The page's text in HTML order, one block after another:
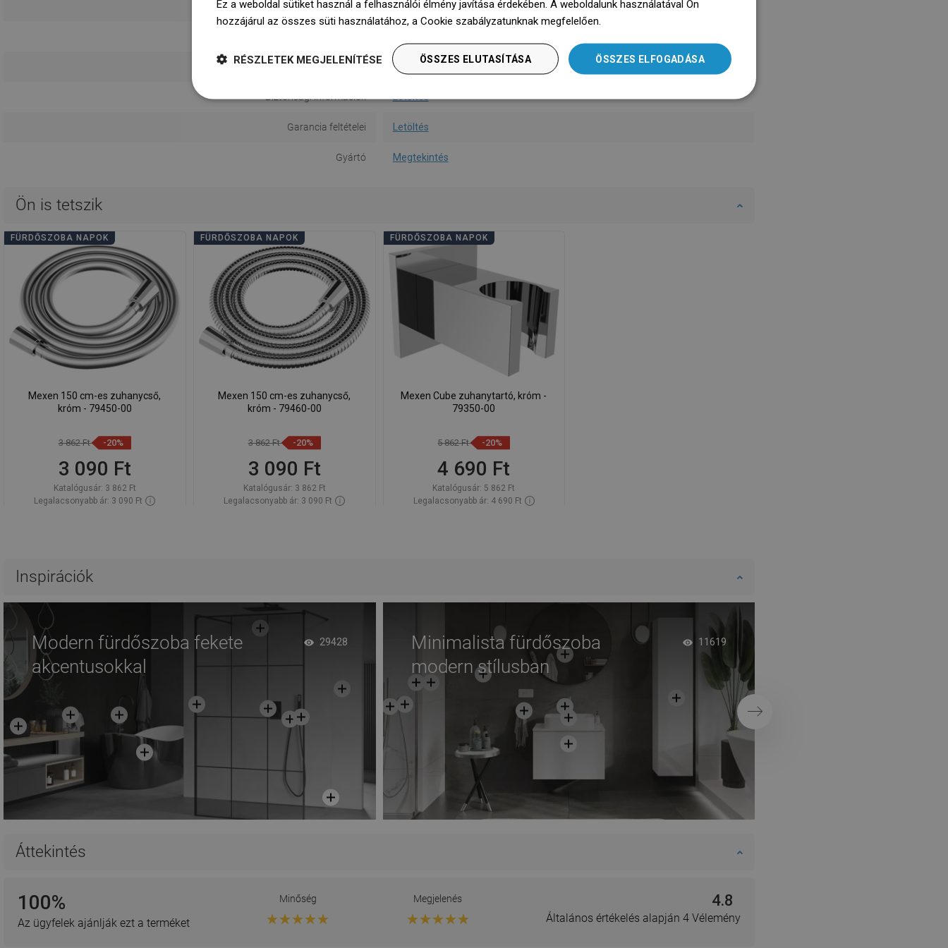
Alak Kerek
Használati útmutató Letöltés
Biztonsági információk Letöltés
Garancia feltételei Letöltés
Gyártó Megtekintés
Ön is tetszik
FÜRDŐSZOBA NAPOK
Mexen 150 cm-es zuhanycső,
króm - 79450-00
3 862 Ft -20%
3 090 Ft
Katalógusár: 3 862 Ft
Legalacsonyabb ár: 3 090 Ft
össze
FÜRDŐSZOBA NAPOK
Mexen 150 cm-es zuhanycső,
króm - 79460-00
3 862 Ft -20%
3 090 Ft
Katalógusár: 3 862 Ft
Legalacsonyabb ár: 3 090 Ft
FÜRDŐSZOBA NAPOK
Mexen Cube zuhanytartó, króm -
79350-00
5 862 Ft -20%
4 690 Ft
Katalógusár: 5 862 Ft
Legalacsonyabb ár: 4 690 Ft
Inspirációk
Modern fürdőszoba fekete
akcentusokkal
29428
Minimalista fürdőszoba
modern stílusban
11619
Következő
Áttekintés
100%
Az ügyfelek ajánlják ezt a terméket
Minőség Megjelenés 4.8
Általános értékelés alapján 4 Vélemény
LITHUANIAN
Ez a weboldal sütiket használ a felhasználói élmény javítása érdekében. A weboldalunk használatával Ön
hozzájárul az összes süti használatához, a Cookie szabályzatunknak megfelelően.
ÖSSZES ELFOGADÁSA
ÖSSZES ELUTASÍTÁSA
RÉSZLETEK MEGJELENÍTÉSE